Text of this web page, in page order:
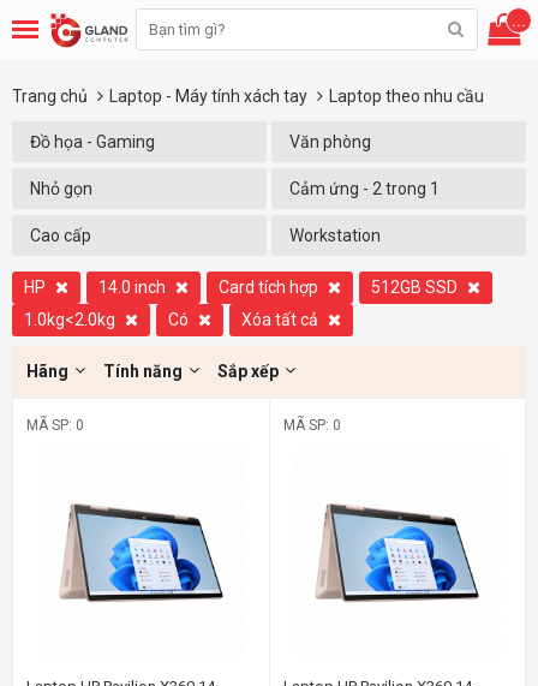
...
Trang chủ Laptop - Máy tính xách tay Laptop theo nhu cầu
Đồ họa - Gaming Văn phòng
Nhỏ gọn Cảm ứng - 2 trong 1
Cao cấp Workstation
HP 14.0 inch Card tích hợp
512GB SSD
1.0kg<2.0kg
Có Xóa tất cả
Hãng Tính năng Sắp xếp
MÃ SP: 0 MÃ SP: 0